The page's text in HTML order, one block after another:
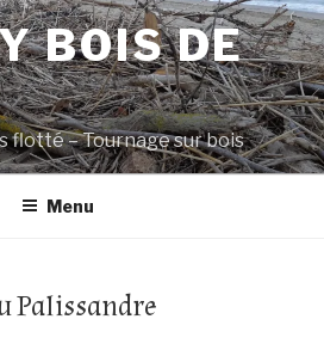
BOIS DE
flotté – Tournage sur bois
Menu
Palissandre